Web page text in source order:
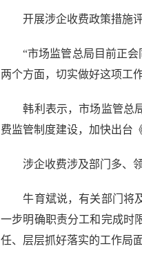
开展涉企收费政策措施评
“市场监管总局目前正会
两个方面，切实做好这项工
韩利表示，市场监管总局
费监管制度建设，加快出台
涉企收费涉及部门多、领
牛育斌说，有关部门将及
一步明确职责分工和完成时
任、层层抓好落实的工作局面